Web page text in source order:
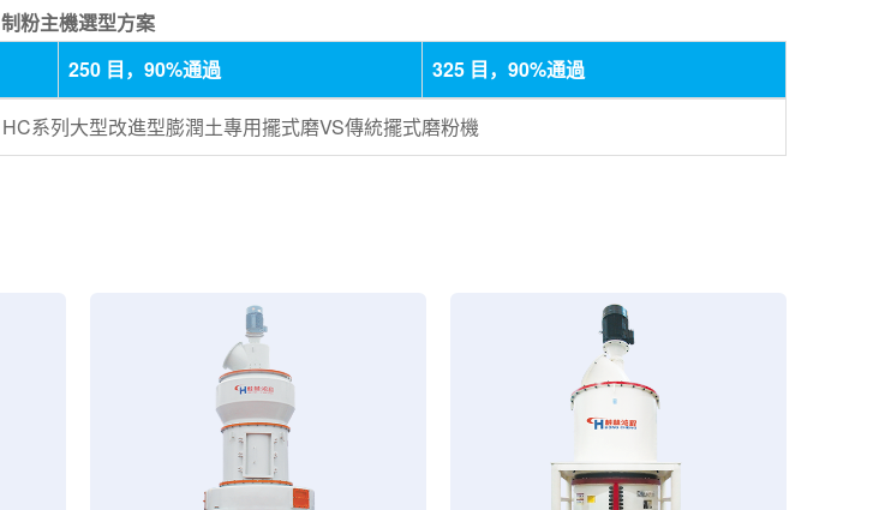
制粉主機選型方案
250 目，90%通過 325 目，90%通過
HC系列大型改進型膨潤土專用擺式磨VS傳統擺式磨粉機